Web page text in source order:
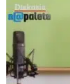
Boj
proti
umlčanie
iného